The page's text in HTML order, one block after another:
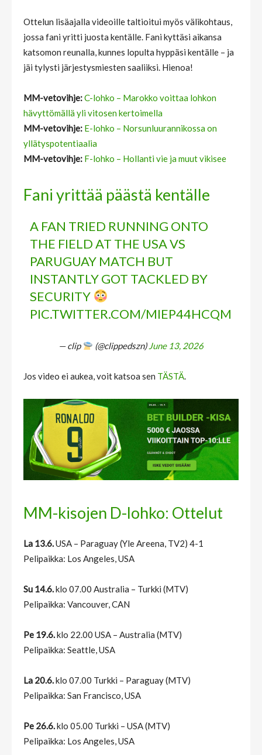
Ottelun lisäajalla videoille taltioitui myös välikohtaus,
jossa fani yritti juosta kentälle. Fani kyttäsi aikansa
katsomon reunalla, kunnes lopulta hyppäsi kentälle – ja
jäi tylysti järjestysmiesten saaliiksi. Hienoa!
MM-vetovihje:C-lohko – Marokko voittaa lohkon
hävyttömällä yli vitosen kertoimella
MM-vetovihje: E-lohko – Norsunluurannikossa on
yllätyspotentiaalia
MM-vetovihje: F-lohko – Hollanti vie ja muut vikisee
Fani yrittää päästä kentälle
A FAN TRIED RUNNING ONTO
THE FIELD AT THE USA VS
PARUGUAY MATCH BUT
INSTANTLY GOT TACKLED BY
SECURITY
PIC.TWITTER.COM/MIEP44HCQM
— clip (@clippedszn) June 13, 2026
Jos video ei aukea, voit katsoa sen TÄSTÄ
MM-kisojen D-lohko: Ottelut
La 13.6.USA – Paraguay (Yle Areena, TV2) 4-1
Pelipaikka: Los Angeles, USA
Su 14.6.klo 07.00 Australia – Turkki (MTV)
Pelipaikka: Vancouver, CAN
Pe 19.6.klo 22.00 USA – Australia (MTV)
Pelipaikka: Seattle, USA
La 20.6.klo 07.00 Turkki – Paraguay (MTV)
Pelipaikka: San Francisco, USA
Pe 26.6.klo 05.00 Turkki – USA (MTV)
Pelipaikka: Los Angeles, USA